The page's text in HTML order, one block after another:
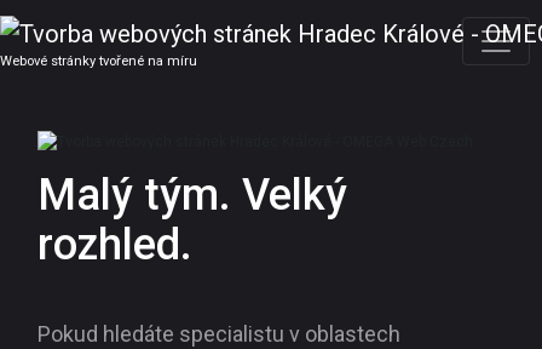
Webové stránky tvořené na míru
Malý tým. Velký
rozhled.
Pokud hledáte specialistu v oblastech